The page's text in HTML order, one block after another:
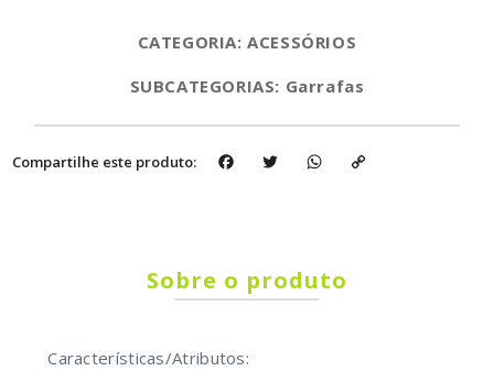
CATEGORIA: ACESSÓRIOS
SUBCATEGORIAS: Garrafas
Compartilhe este produto: FacebookTwitter WhatsApp
Sobre o produto
Características/Atributos: